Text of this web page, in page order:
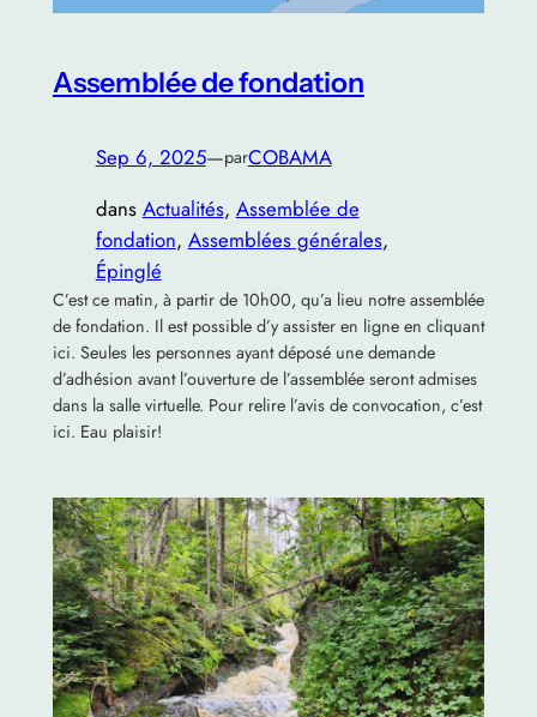
Assemblée de fondation
Sep 6, 2025—parCOBAMA
dans Actualités, Assemblée de
fondation, Assemblées générales
Épinglé
C’est ce matin, à partir de 10h00, qu’a lieu notre assemblée
de fondation. Il est possible d’y assister en ligne en cliquant
ici. Seules les personnes ayant déposé une demande
d’adhésion avant l’ouverture de l’assemblée seront admises
dans la salle virtuelle. Pour relire l’avis de convocation, c’est
ici. Eau plaisir!